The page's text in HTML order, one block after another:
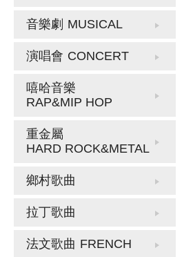
音樂劇 MUSICAL
演唱會 CONCERT
嘻哈音樂
RAP&MIP HOP
重金屬
HARD ROCK&METAL
鄉村歌曲
拉丁歌曲
法文歌曲 FRENCH